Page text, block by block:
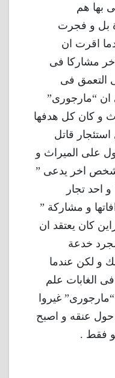
بها هم
بل و فجرت
اقرت ان
مشاركا فى
التعمق فى
ان “مارجورى”
و كان كل هدفها
قاتل
على الميراث و
شخص اخر يدعى ”
احد تجار
و مشاركة ”
كان يعتقد ان
خدعة
و لكن عندما
الغابات علم
“مارجورى” غيروا
حول عنقه و اصبح
فقط .